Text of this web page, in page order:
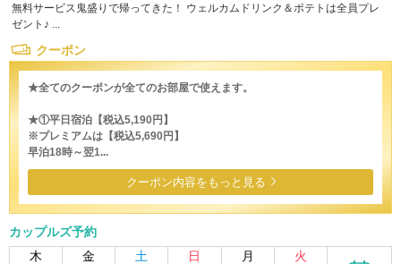
無料サービス鬼盛りで帰ってきた！ ウェルカムドリンク＆ポテトは全員プレ
ゼント♪ ...
クーポン
★全てのクーポンが全てのお部屋で使えます。
★①平日宿泊【税込5,190円】
※プレミアムは【税込5,690円】
早泊18時～翌1...
クーポン内容をもっと見る
カップルズ予約
木
金 土 日 月 火